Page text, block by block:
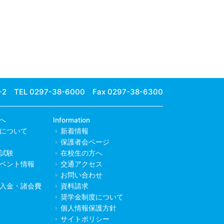
2 TEL 0297-38-6000 Fax 0297-38-6300
ついて
験
ント情報
金・諸会費
Information
新着情報
保護者会ページ
在校生の方へ
交通アクセス
お問い合わせ
資料請求
奨学金制度について
個人情報保護方針
サイトポリシー